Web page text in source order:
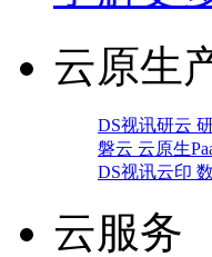
云原生
DS视讯研云
磐云 云原生
DS视讯云印
云服务